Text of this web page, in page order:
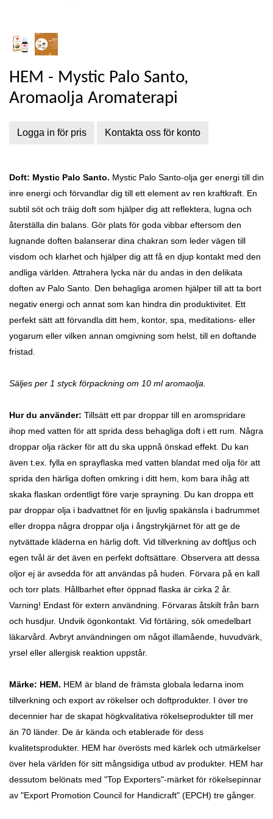
HEM - Mystic Palo Santo,
Aromaolja Aromaterapi
Logga in för pris Kontakta oss för konto
Doft: Mystic Palo Santo. Mystic Palo Santo-olja ger energi till din
inre energi och förvandlar dig till ett element av ren kraftkraft. En
subtil söt och träig doft som hjälper dig att reflektera, lugna och
återställa din balans. Gör plats för goda vibbar eftersom den
lugnande doften balanserar dina chakran som leder vägen till
visdom och klarhet och hjälper dig att få en djup kontakt med den
andliga världen. Attrahera lycka när du andas in den delikata
doften av Palo Santo. Den behagliga aromen hjälper till att ta bort
negativ energi och annat som kan hindra din produktivitet. Ett
perfekt sätt att förvandla ditt hem, kontor, spa, meditations- eller
yogarum eller vilken annan omgivning som helst, till en doftande
fristad.
Säljes per 1 styck förpackning om 10 ml aromaolja.
Hur du använder: Tillsätt ett par droppar till en aromspridare
ihop med vatten för att sprida dess behagliga doft i ett rum. Några
droppar olja räcker för att du ska uppnå önskad effekt. Du kan
även t.ex. fylla en sprayflaska med vatten blandat med olja för att
sprida den härliga doften omkring i ditt hem, kom bara ihåg att
skaka flaskan ordentligt före varje sprayning. Du kan droppa ett
par droppar olja i badvattnet för en ljuvlig spakänsla i badrummet
eller droppa några droppar olja i ångstrykjärnet för att ge de
nytvättade kläderna en härlig doft. Vid tillverkning av doftljus och
egen tvål är det även en perfekt doftsättare. Observera att dessa
oljor ej är avsedda för att användas på huden. Förvara på en kall
och torr plats. Hållbarhet efter öppnad flaska är cirka 2 år.
Varning! Endast för extern användning. Förvaras åtskilt från barn
och husdjur. Undvik ögonkontakt. Vid förtäring, sök omedelbart
läkarvård. Avbryt användningen om något illamående, huvudvärk,
yrsel eller allergisk reaktion uppstår.
Märke: HEM. HEM är bland de främsta globala ledarna inom
tillverkning och export av rökelser och doftprodukter. I över tre
decennier har de skapat högkvalitativa rökelseprodukter till mer
än 70 länder. De är kända och etablerade för dess
kvalitetsprodukter. HEM har överösts med kärlek och utmärkelser
över hela världen för sitt mångsidiga utbud av produkter. HEM har
dessutom belönats med "Top Exporters"-märket för rökelsepinnar
av "Export Promotion Council for Handicraft" (EPCH) tre gånger.